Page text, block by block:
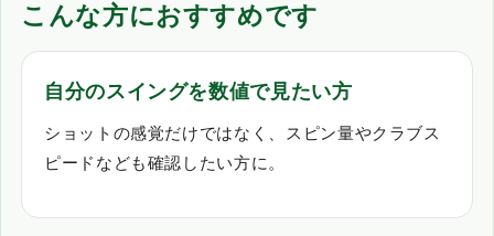
こんな方におすすめです
自分のスイングを数値で見たい方
ショットの感覚だけではなく、スピン量やクラブス
ピードなども確認したい方に。